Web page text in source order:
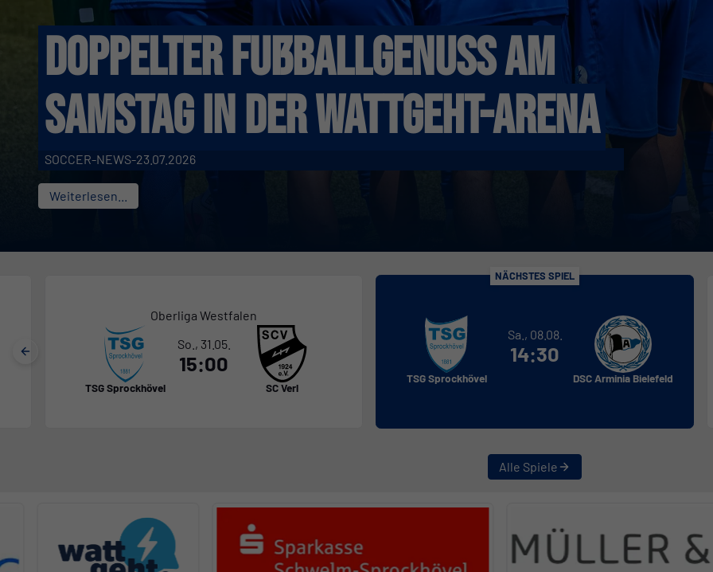
Doppelter Fußballgenuss am
Samstag in der Wattgeht-Arena
SOCCER-NEWS-23.07.2026
Weiterlesen...
Oberliga Westfalen
TSG Sprockhövel
So., 31.05.
15:00
SC Verl
NÄCHSTES SPIEL
TSG Sprockhövel
Sa., 08.08.
14:30
DSC Arminia Bielefeld
Alle Spiele